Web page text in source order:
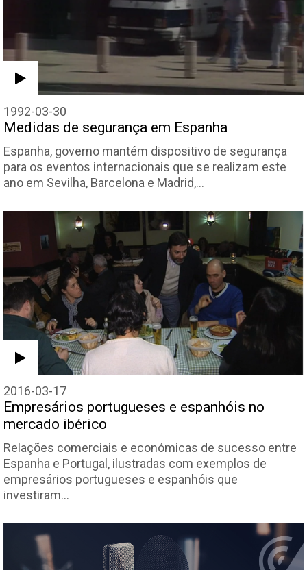
1992-03-30
Medidas de segurança em Espanha
Espanha, governo mantém dispositivo de segurança
para os eventos internacionais que se realizam este
ano em Sevilha, Barcelona e Madrid,…
2016-03-17
Empresários portugueses e espanhóis no
mercado ibérico
Relações comerciais e económicas de sucesso entre
Espanha e Portugal, ilustradas com exemplos de
empresários portugueses e espanhóis que
investiram…